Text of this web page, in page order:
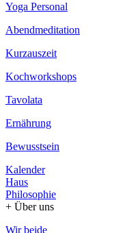
Yoga Personal
Abendmeditation
Kurzauszeit
Kochworkshops
Tavolata
Ernährung
Bewusstsein
Kalender
Haus
Philosophie
+ Über uns
Wir beide